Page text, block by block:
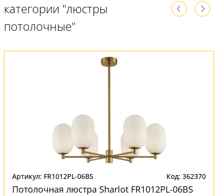
категории "люстры
потолочные"
Артикул: FR1012PL-06BS Код: 362370
Потолочная люстра Sharlot FR1012PL-06BS